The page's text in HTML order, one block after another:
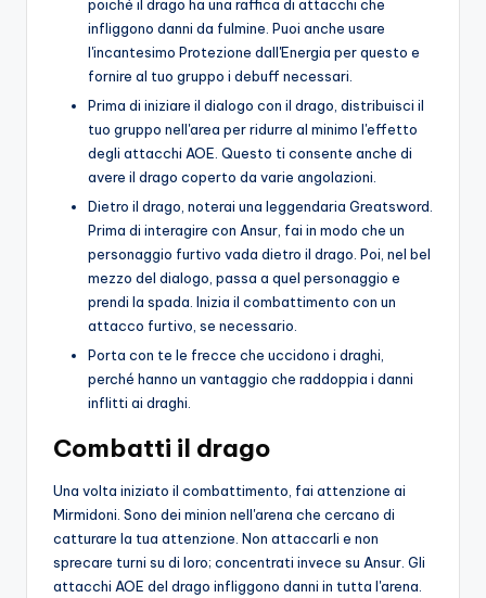
poiché il drago ha una raffica di attacchi che
infliggono danni da fulmine. Puoi anche usare
l'incantesimo Protezione dall'Energia per questo e
fornire al tuo gruppo i debuff necessari.
Prima di iniziare il dialogo con il drago, distribuisci il
tuo gruppo nell'area per ridurre al minimo l'effetto
degli attacchi AOE. Questo ti consente anche di
avere il drago coperto da varie angolazioni.
Dietro il drago, noterai una leggendaria Greatsword.
Prima di interagire con Ansur, fai in modo che un
personaggio furtivo vada dietro il drago. Poi, nel bel
mezzo del dialogo, passa a quel personaggio e
prendi la spada. Inizia il combattimento con un
attacco furtivo, se necessario.
Porta con te le frecce che uccidono i draghi,
perché hanno un vantaggio che raddoppia i danni
inflitti ai draghi.
Combatti il ​​drago
Una volta iniziato il combattimento, fai attenzione ai
Mirmidoni. Sono dei minion nell'arena che cercano di
catturare la tua attenzione. Non attaccarli e non
sprecare turni su di loro; concentrati invece su Ansur. Gli
attacchi AOE del drago infliggono danni in tutta l'arena.